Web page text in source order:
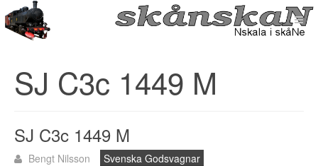
SJ C3c 1449 M
SJ C3c 1449 M
Bengt Nilsson
Svenska Godsvagnar